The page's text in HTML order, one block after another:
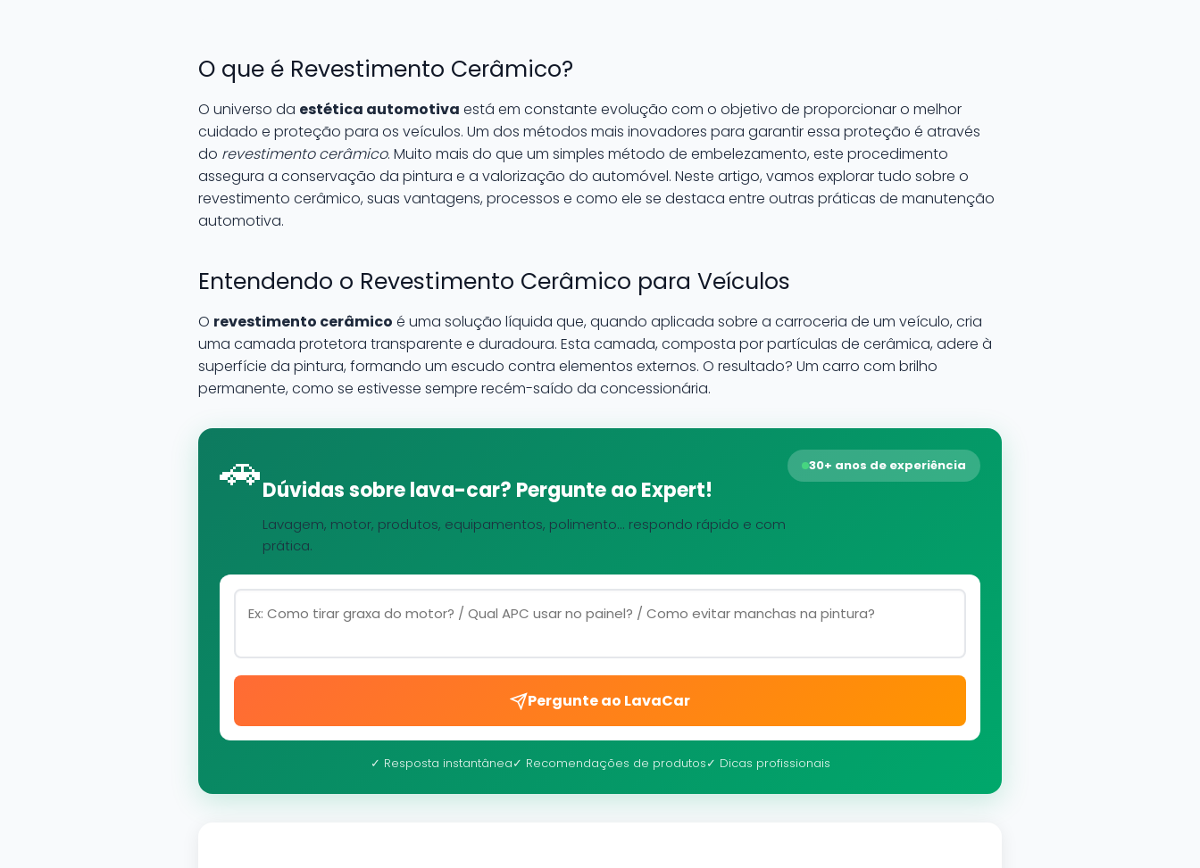
O que é Revestimento Cerâmico?
O universo da estética automotiva está em constante evolução com o objetivo de proporcionar o melhor
cuidado e proteção para os veículos. Um dos métodos mais inovadores para garantir essa proteção é através
do revestimento cerâmico. Muito mais do que um simples método de embelezamento, este procedimento
assegura a conservação da pintura e a valorização do automóvel. Neste artigo, vamos explorar tudo sobre o
revestimento cerâmico, suas vantagens, processos e como ele se destaca entre outras práticas de manutenção
automotiva.
Entendendo o Revestimento Cerâmico para Veículos
O revestimento cerâmico é uma solução líquida que, quando aplicada sobre a carroceria de um veículo, cria
uma camada protetora transparente e duradoura. Esta camada, composta por partículas de cerâmica, adere à
superfície da pintura, formando um escudo contra elementos externos. O resultado? Um carro com brilho
permanente, como se estivesse sempre recém-saído da concessionária.
🚗Dúvidas sobre lava-car? Pergunte ao Expert!
Lavagem, motor, produtos, equipamentos, polimento... respondo rápido e com
prática.
30+ anos de experiência
Pergunte ao LavaCar
✓ Resposta instantânea✓ Recomendações de produtos✓ Dicas profissionais